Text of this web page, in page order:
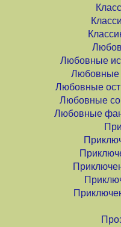
Любовные
Любовные
Любовные
Любовные
Любовные